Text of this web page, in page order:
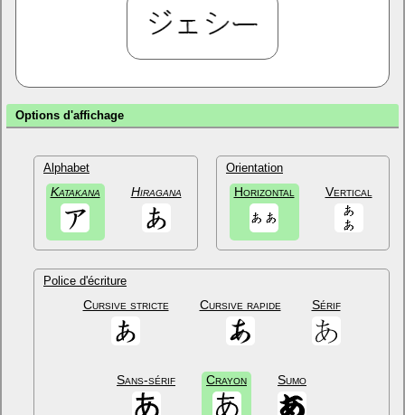
Options d'affichage
Alphabet
Katakana Hiragana
Orientation
Horizontal Vertical
Police d'écriture
Cursive stricte Cursive rapide Sérif
Sans-sérif Crayon Sumo